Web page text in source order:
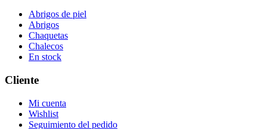
Abrigos de piel
Abrigos
Chaquetas
Chalecos
En stock
Cliente
Mi cuenta
Wishlist
Seguimiento del pedido